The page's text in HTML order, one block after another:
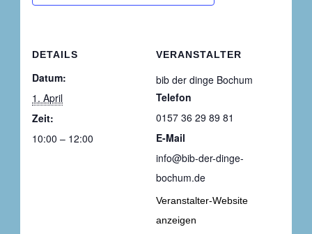
DETAILS
Datum:
1. April
Zeit:
10:00 – 12:00
VERANSTALTER
bib der dinge Bochum
Telefon
0157 36 29 89 81
E-Mail
info@bib-der-dinge-
bochum.de
Veranstalter-Website
anzeigen